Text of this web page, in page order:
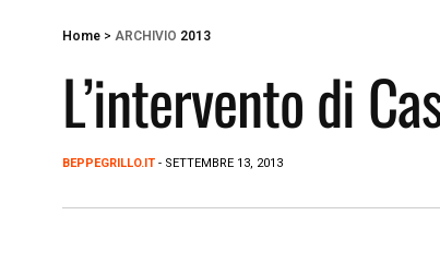
Home > ARCHIVIO 2013
L’intervento di
BEPPEGRILLO.IT - SETTEMBRE 13, 2013